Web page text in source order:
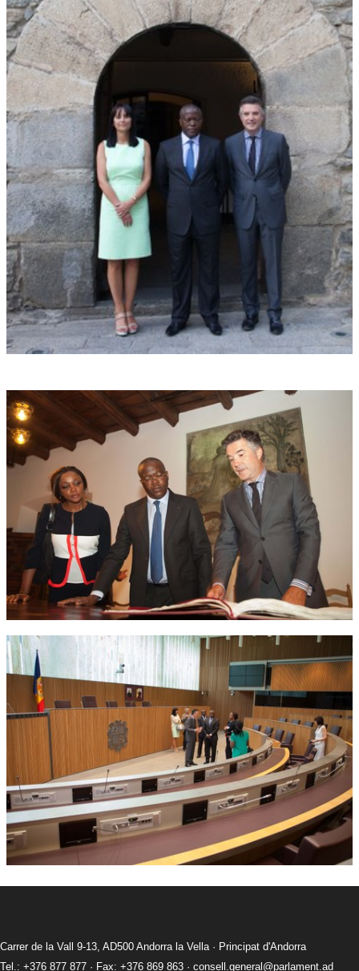
Carrer de la Vall 9-13, AD500 Andorra la Vella · Principat d'Andorra
Tel.: +376 877 877 · Fax: +376 869 863 · consell.general@parlament.ad